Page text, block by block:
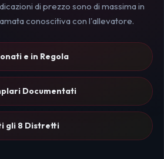
di prezzo sono di massima in
conoscitiva con l'allevatore.
e in Regola
Documentati
gli 8 Distretti